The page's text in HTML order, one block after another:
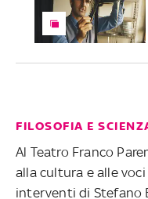
FILOSOFIA E
Al Teatro Franco
alla cultura e alle
interventi di Stefano